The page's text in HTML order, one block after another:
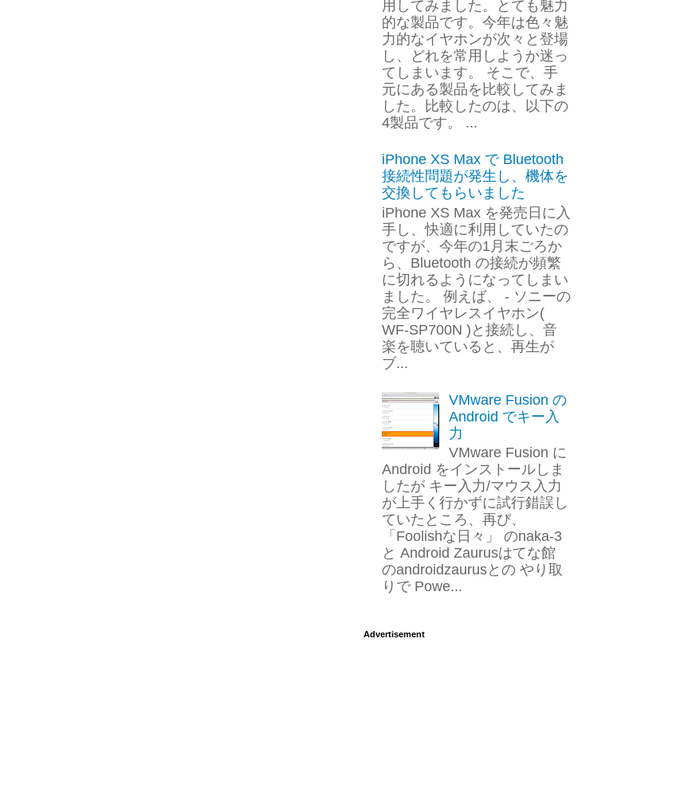
用してみました。とても魅力
的な製品です。今年は色々魅
力的なイヤホンが次々と登場
し、どれを常用しようか迷っ
てしまいます。 そこで、手
元にある製品を比較してみま
した。比較したのは、以下の
4製品です。 ...
iPhone XS Max で Bluetooth
接続性問題が発生し、機体を
交換してもらいました
iPhone XS Max を発売日に入
手し、快適に利用していたの
ですが、今年の1月末ごろか
ら、Bluetooth の接続が頻繁
に切れるようになってしまい
ました。 例えば、 - ソニーの
完全ワイヤレスイヤホン(
WF-SP700N )と接続し、音
楽を聴いていると、再生が
ブ...
VMware Fusion の
Android でキー入
力
VMware Fusion に
Android をインストールしま
したが キー入力/マウス入力
が上手く行かずに試行錯誤し
ていたところ、再び、
「Foolishな日々」 のnaka-3
と Android Zaurusはてな館
のandroidzaurusとの やり取
りで Powe...
Advertisement